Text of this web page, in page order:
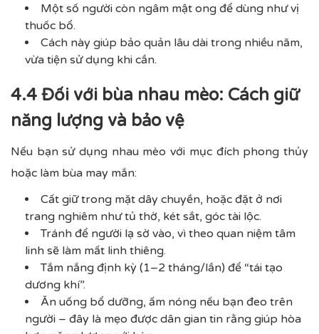
Một số người còn ngâm mật ong để dùng như vị
thuốc bổ.
Cách này giúp bảo quản lâu dài trong nhiều năm,
vừa tiện sử dụng khi cần.
4.4 Đối với bùa nhau mèo: Cách giữ
năng lượng và bảo vệ
Nếu bạn sử dụng nhau mèo với mục đích phong thủy
hoặc làm bùa may mắn:
Cất giữ trong mặt dây chuyền, hoặc đặt ở nơi
trang nghiêm như tủ thờ, két sắt, góc tài lộc.
Tránh để người lạ sờ vào, vì theo quan niệm tâm
linh sẽ làm mất linh thiêng.
Tắm nắng định kỳ (1–2 tháng/lần) để “tái tạo
dương khí”.
Ăn uống bổ dưỡng, ấm nóng nếu bạn đeo trên
người – đây là mẹo được dân gian tin rằng giúp hòa